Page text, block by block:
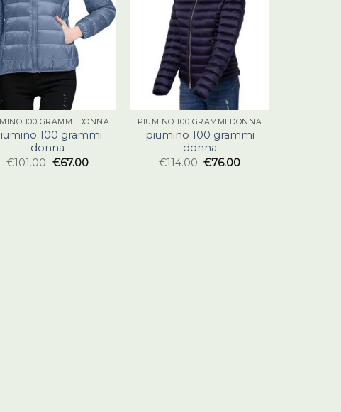
100 GRAMMI DONNA
100 grammi
donna
€101.00 €67.00
PIUMINO 100 GRAMMI DONNA
piumino 100 grammi
donna
€114.00 €76.00